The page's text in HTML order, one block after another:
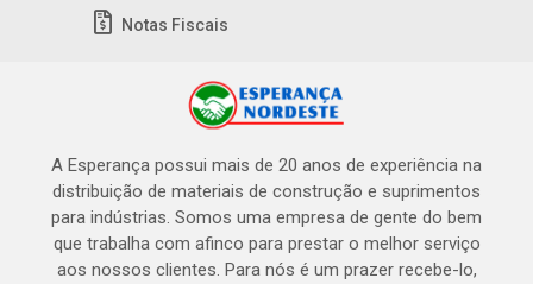
Notas Fiscais
A Esperança possui mais de 20 anos de experiência na
distribuição de materiais de construção e suprimentos
para indústrias. Somos uma empresa de gente do bem
que trabalha com afinco para prestar o melhor serviço
aos nossos clientes. Para nós é um prazer recebe-lo,